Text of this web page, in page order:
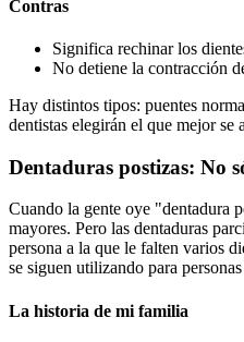
Contras
Significa rechinar los
No detiene la contracción
Hay distintos tipos: puentes
dentistas elegirán el que mejor se
Dentaduras postizas: No
Cuando la gente oye "dentadura
mayores. Pero las dentaduras
persona a la que le falten varios
se siguen utilizando para
La historia de mi familia